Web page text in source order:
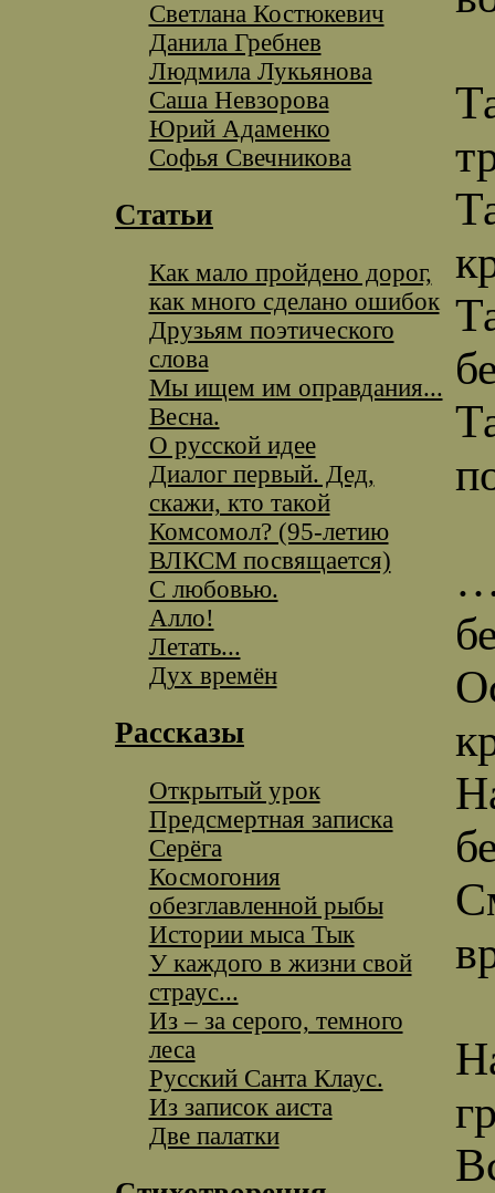
Светлана Костюкевич
Данила Гребнев
Людмила Лукьянова
Саша Невзорова
Юрий Адаменко
Софья Свечникова
Статьи
Как мало пройдено дорог,
как много сделано ошибок
Друзьям поэтического
слова
Мы ищем им оправдания...
Весна.
О русской идее
Диалог первый. Дед,
скажи, кто такой
Комсомол? (95-летию
ВЛКСМ посвящается)
С любовью.
Алло!
Летать...
Дух времён
Рассказы
Открытый урок
Предсмертная записка
Серёга
Космогония
обезглавленной рыбы
Истории мыса Тык
У каждого в жизни свой
страус...
Из – за серого, темного
леса
Русский Санта Клаус.
Из записок аиста
Две палатки